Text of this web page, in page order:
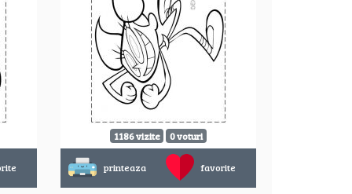
1186 vizite 0 voturi
printeaza favorite